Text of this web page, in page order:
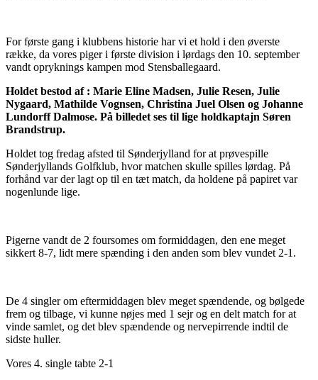
For første gang i klubbens historie har vi et hold i den øverste
række, da vores piger i første division i lørdags den 10. september
vandt opryknings kampen mod Stensballegaard.
Holdet bestod af : Marie Eline Madsen, Julie Resen, Julie
Nygaard, Mathilde Vognsen, Christina Juel Olsen og Johanne
Lundorff Dalmose. På billedet ses til lige holdkaptajn Søren
Brandstrup.
Holdet tog fredag afsted til Sønderjylland for at prøvespille
Sønderjyllands Golfklub, hvor matchen skulle spilles lørdag. På
forhånd var der lagt op til en tæt match, da holdene på papiret var
nogenlunde lige.
Pigerne vandt de 2 foursomes om formiddagen, den ene meget
sikkert 8-7, lidt mere spænding i den anden som blev vundet 2-1.
De 4 singler om eftermiddagen blev meget spændende, og bølgede
frem og tilbage, vi kunne nøjes med 1 sejr og en delt match for at
vinde samlet, og det blev spændende og nervepirrende indtil de
sidste huller.
Vores 4. single tabte 2-1